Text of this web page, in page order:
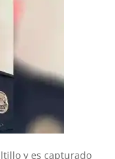
y es capturado